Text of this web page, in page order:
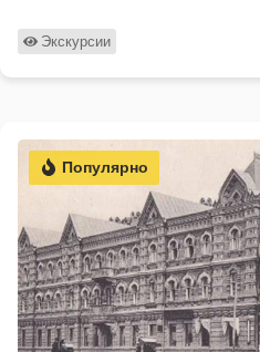
Экскурсии
Популярно